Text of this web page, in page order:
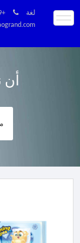
لغة
+86-18151000009
أن